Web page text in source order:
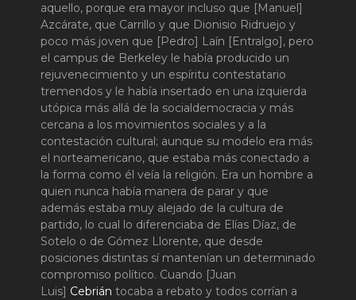
aquello, porque era mayor incluso que [Manuel]
Azcárate, que Carrillo y que Dionisio Ridruejo y
poco más joven que [Pedro] Laín [Entralgo], pero
el campus de Berkeley le había producido un
rejuvenecimiento y un espíritu contestatario
tremendos y le había insertado en una izquierda
utópica más allá de la socialdemocracia y más
cercana a los movimientos sociales y a la
contestación cultural; aunque su modelo era más
el norteamericano, que estaba más conectado a
la forma como él veía la religión. Era un hombre a
quien nunca había manera de parar y que
además estaba muy alejado de la cultura de
partido, lo cual lo diferenciaba de Elías Díaz, de
Sotelo o de Gómez Llorente, que desde
posiciones distintas sí mantenían un determinado
compromiso político. Cuando [Juan
Luis] Cebrián tocaba a rebato y todos corrían a